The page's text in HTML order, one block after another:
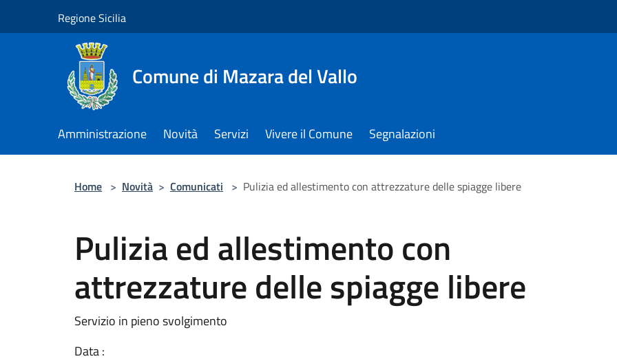
Regione Sicilia
Comune di Mazara del Vallo
Amministrazione Novità Servizi Vivere il Comune Segnalazioni
Home > Novità > Comunicati > Pulizia ed allestimento con attrezzature delle spiagge libere
Pulizia ed allestimento con
attrezzature delle spiagge libere
Servizio in pieno svolgimento
Data :